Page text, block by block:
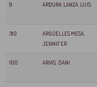
9 ARDURA LANZA, LUIS
310
ARGÜELLES MESA,
JENNIFER
100 ARIAS, DANI